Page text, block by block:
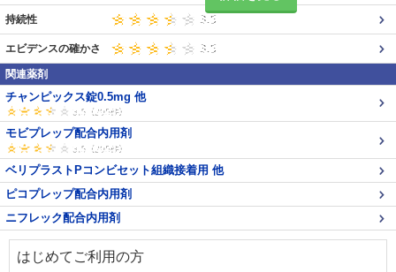
持続性
エビデンスの確かさ
関連薬剤
チャンピックス錠0.5mg 他
モビプレップ配合内用剤
ベリプラストPコンビセット組織接着用 他
ピコプレップ配合内用剤
ニフレック配合内用剤
はじめてご利用の方